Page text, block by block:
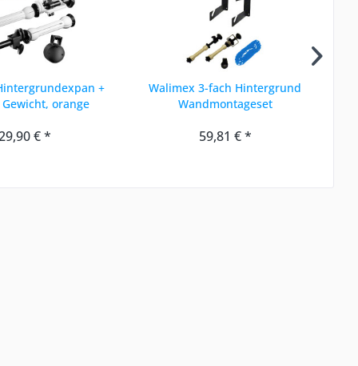
+
orange
€ *
Walimex 3-fach Hintergrund
Wandmontageset
59,81 € *